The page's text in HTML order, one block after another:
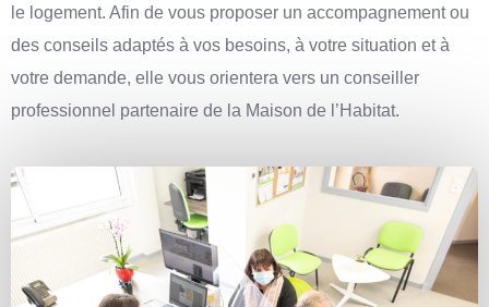
le logement. Afin de vous proposer un accompagnement ou
des conseils adaptés à vos besoins, à votre situation et à
votre demande, elle vous orientera vers un conseiller
professionnel partenaire de la Maison de l’Habitat.